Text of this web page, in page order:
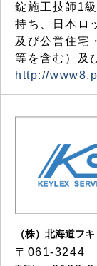
錠施工技師1
持ち、日本ロ
及び公営住宅
等を含む）及
http://
（株）北海道フキ
〒061-3244